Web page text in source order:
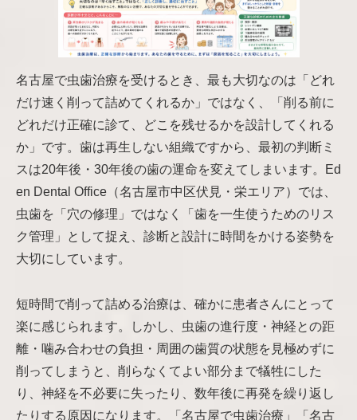
名古屋で虫歯治療を受けるとき、最も大切なのは「どれ
だけ速く削って詰めてくれるか」ではなく、「削る前に
どれだけ正確に診て、どこを残せるかを設計してくれる
か」です。歯は再生しない組織ですから、最初の判断ミ
スは20年後・30年後の歯の運命を変えてしまいます。Ed
en Dental Office（名古屋市中区伏見・栄エリア）では、
虫歯を「穴の修理」ではなく「歯を一生使うためのリス
ク管理」として捉え、診断と設計に時間をかける姿勢を
大切にしています。
短時間で削って詰める治療は、確かに患者さんにとって
楽に感じられます。しかし、虫歯の進行度・神経との距
離・噛み合わせの負担・周囲の歯質の状態を見極めずに
削ってしまうと、削らなくてよい部分まで犠牲にした
り、神経を不必要に失ったり、数年後に再発を繰り返し
たりする原因になります。「名古屋で虫歯治療」「名古